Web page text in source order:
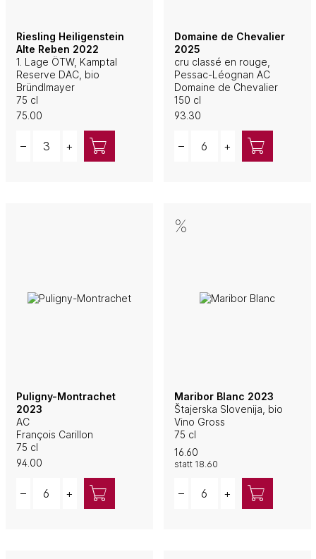
Riesling Heiligenstein
Alte Reben 2022
1. Lage ÖTW, Kamptal
Reserve DAC, bio
Bründlmayer
75 cl
75.00
– +
Domaine de Chevalier
2025
cru classé en rouge,
Pessac-Léognan AC
Domaine de Chevalier
150 cl
93.30
– +
Puligny-Montrachet
2023
AC
François Carillon
75 cl
94.00
– +
Maribor Blanc 2023
Štajerska Slovenija, bio
Vino Gross
75 cl
16.60
statt 18.60
– +